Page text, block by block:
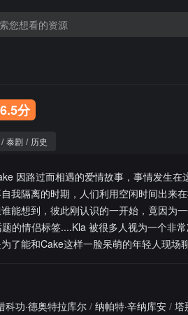
6.5分
/ 泰剧 / 历史
因路过而相遇的爱情故事，事情发生在
我隔离的时期，人们利用空闲时间出来
能想到，彼此刚认识的一开始，竟因为
的情侣标签....Kla 被很多人视为一个非
了能和Cake这样一脸呆萌的年轻人现场聊
科功·德奥特拉库尔/ 纳帕特·辛纳库安 / 塔